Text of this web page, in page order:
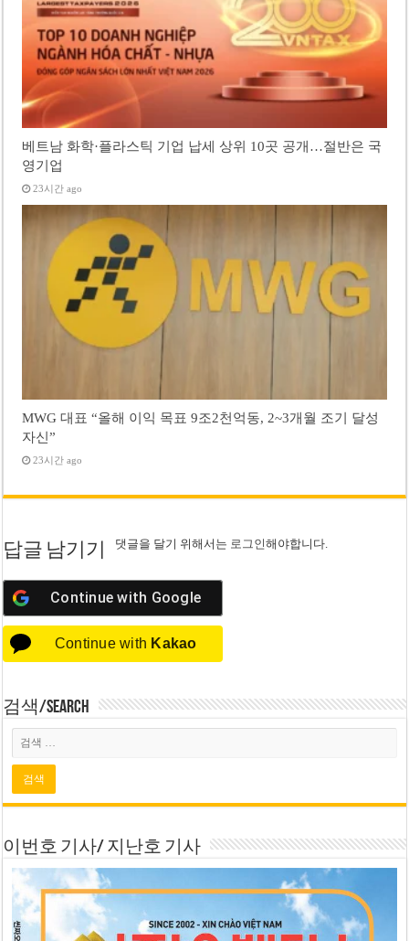
베트남 화학·플라스틱 기업 납세 상위 10곳 공개…절반은 국
영기업
23시간 ago
MWG 대표 “올해 이익 목표 9조2천억동, 2~3개월 조기 달성
자신”
23시간 ago
답글 남기기 댓글을 달기 위해서는 로그인해야합니다.
Continue with Google
Continue with Kakao
검색/Search
이번호 기사/ 지난호 기사